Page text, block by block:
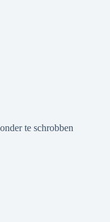
te schrobben